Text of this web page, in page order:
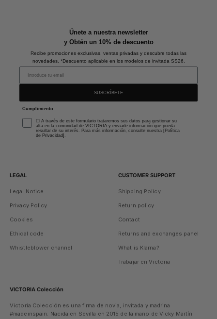
Únete a nuestra newsletter
y Obtén un 10% de descuento
Recibe promociones exclusivas, ventas privadas y descubre todas las
novedades. *Descuento aplicable en los modelos de invitada SS26.
SUSCRÍBETE
Cumplimiento
☐ A través de este formulario trataremos sus datos para gestionar su
alta en la comunidad de VICTORIA y enviarle información que pueda
resultar de su interés. Para más información, consulte nuestra [Política
de Privacidad].
LEGAL
Legal Notice
Privacy Policy
Cookies
Ethical code
Whistleblower channel
CUSTOMER SUPPORT
Shipping Policy
Return policy
Contact
Returns and exchanges panel
What is Klarna?
Trabajar en Victoria
VICTORIA Colección
Victoria Colección es una firma de novia, invitada y madrina
#madeinspain. Nacida en Sevilla en 2015 de la mano de Vicky Martín